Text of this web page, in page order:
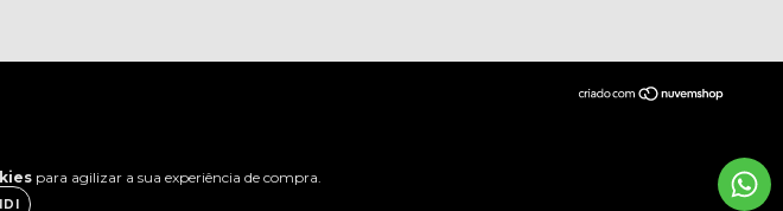
para agilizar a sua experiência de compra.